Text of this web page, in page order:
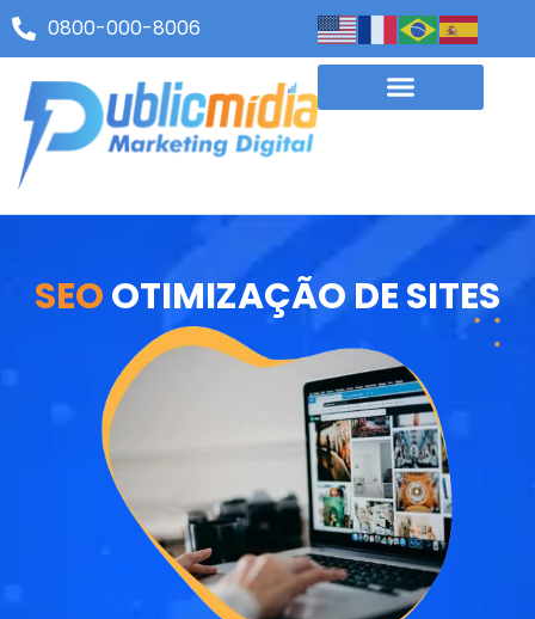
0800-000-8006
SEOOTIMIZAÇÃO DE SITES